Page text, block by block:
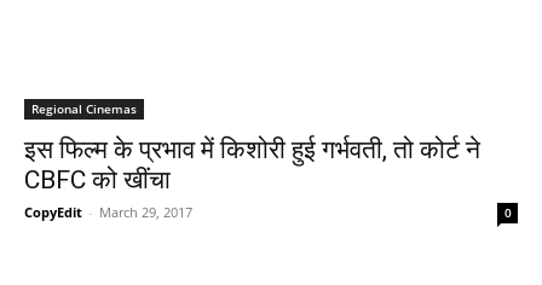
Regional Cinemas
इस फिल्‍म के प्रभाव में किशोरी हुई गर्भवती, तो कोर्ट ने
CBFC को खींचा
CopyEdit - March 29, 2017 0